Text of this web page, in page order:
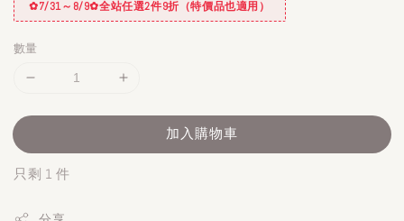
✿7/31～8/9✿全站任選2件9折（特價品也適用）
數量
加入購物車
只剩 1 件